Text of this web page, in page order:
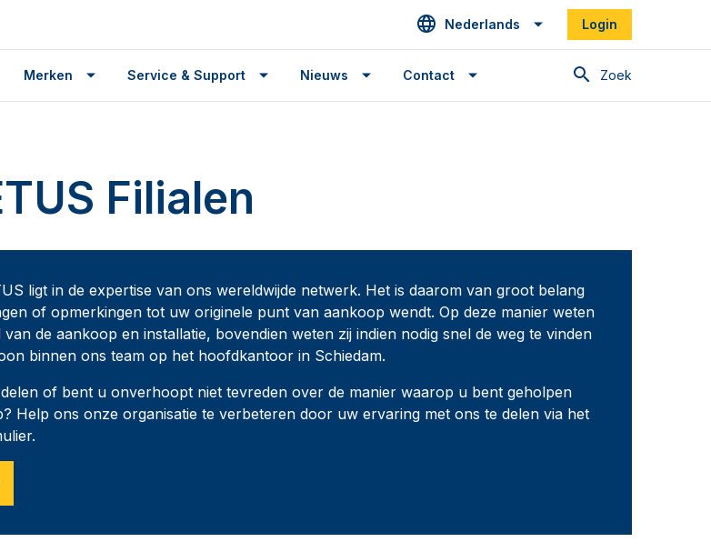
Nederlands Login
Zoek
Merken Service & Support Nieuws Contact
Filialen
ligt in de expertise van ons wereldwijde netwerk. Het is daarom van groot belang
of opmerkingen tot uw originele punt van aankoop wendt. Op deze manier weten
de aankoop en installatie, bovendien weten zij indien nodig snel de weg te vinden
binnen ons team op het hoofdkantoor in Schiedam.
of bent u onverhoopt niet tevreden over de manier waarop u bent geholpen
Help ons onze organisatie te verbeteren door uw ervaring met ons te delen via het